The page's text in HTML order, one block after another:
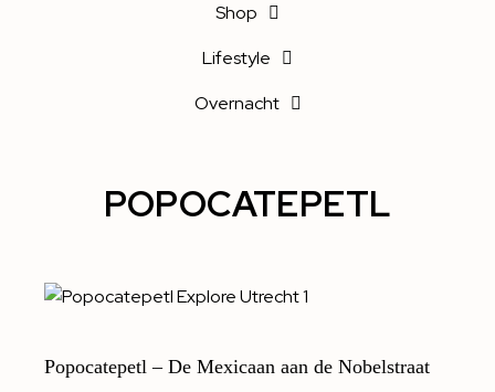
Shop
Lifestyle
Overnacht
POPOCATEPETL
Popocatepetl – De Mexicaan aan de Nobelstraat